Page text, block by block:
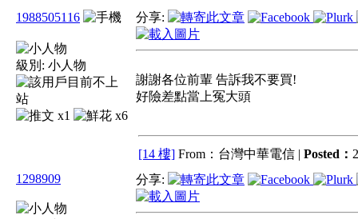
1988505116
級別: 小人物
x1 x6
分享:
謝謝各位前輩 告訴我不要買!
好險差點當上冤大頭
[14 樓] From：台灣中華電信 | Posted：
1298909
分享: